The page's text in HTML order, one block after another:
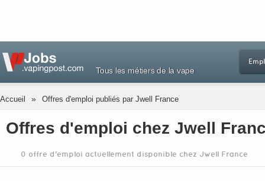
Tous les métiers de la vape
Accueil » Offres d'emploi publiés par Jwell France
Offres d'emploi chez Jwell
0 offre d'emploi actuellement disponible chez Jwell France